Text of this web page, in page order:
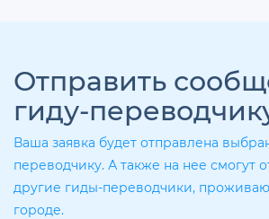
Отправить
гиду-
Ваша заявка будет отправлена
переводчику. А также на нее смогут
другие гиды-переводчики,
городе.